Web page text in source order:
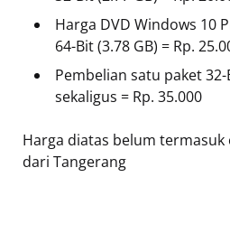
Harga DVD Windows 10
64-Bit (3.78 GB) = Rp.
Pembelian satu paket
sekaligus = Rp. 35.000
Harga diatas belum termasuk
dari Tangerang